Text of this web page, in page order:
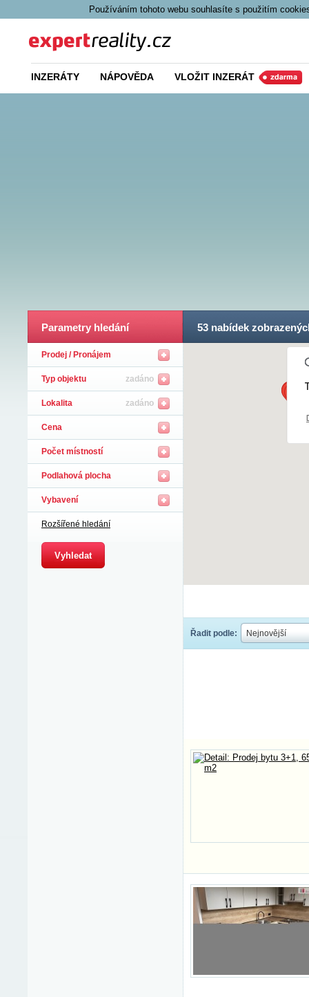
Používáním tohoto webu souhlasíte s použitím
INZERÁTY NÁPOVĚDA VLOŽIT INZERÁT
53 nabídek
Řadit podle: This
Nejnovější
Parametry hledání
Prodej / Pronájem
Typ objektu zadáno
Lokalita zadáno
Cena
Počet místností
Podlahová plocha
Vybavení
Rozšířené hledání